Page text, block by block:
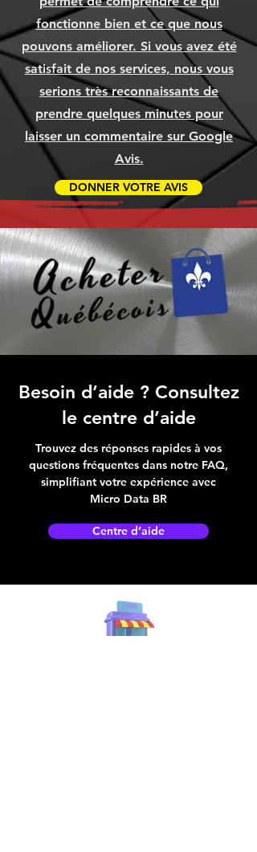
Ajouter au panier
Ajouter au panier
Ajouter au panier
Ajouter au panier
Prix
79,99 $
Ajouter au panier
Prix
79,99 $
Ajouter au panier
Ajouter au panier
Ajouter au panier
Prix
1 049,99 $
Ajouter au panier
Ajouter au panier
Ajouter au panier
Ajouter au panier
fonctionne bien et ce que nous
pouvons améliorer. Si vous avez été
satisfait de nos services, nous vous
serions très reconnaissants de
prendre quelques minutes pour
laisser un commentaire sur Google
Avis.
DONNER VOTRE AVIS
Besoin d’aide ? Consultez
le centre d’aide
Trouvez des réponses rapides à vos
questions fréquentes dans notre FAQ,
simplifiant votre expérience avec
Micro Data BR
Centre d’aide